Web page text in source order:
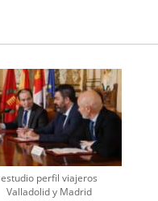
estudio perfil viajeros
Valladolid y Madrid